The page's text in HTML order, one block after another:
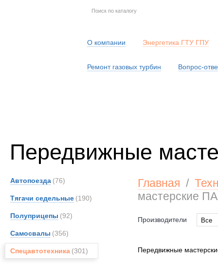
О компании Энергетика ГТУ ГПУ
Ремонт газовых турбин Вопрос-
Передвижные
Автопоезда (76)
Тягачи седельные (190)
Полуприцепы (92)
Самосвалы (356)
Спецавтотехника (301)
Главная /
мастерские
Производители
Все
Передвижные